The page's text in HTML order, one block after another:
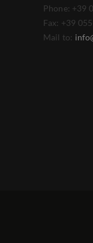
Phone: +39
Fax: +39
Mail to: